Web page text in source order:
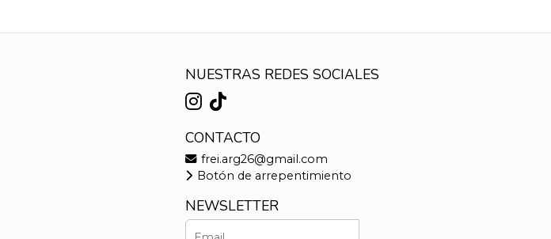
NUESTRAS REDES SOCIALES
CONTACTO
frei.arg26@gmail.com
Botón de arrepentimiento
NEWSLETTER